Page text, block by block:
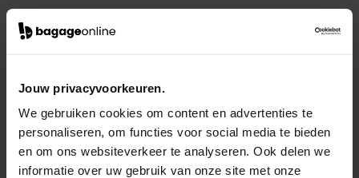
Jouw privacyvoorkeuren.
We gebruiken cookies om content en advertenties te
personaliseren, om functies voor social media te bieden
en om ons websiteverkeer te analyseren. Ook delen we
informatie over uw gebruik van onze site met onze